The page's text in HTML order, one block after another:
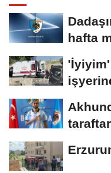
hafta